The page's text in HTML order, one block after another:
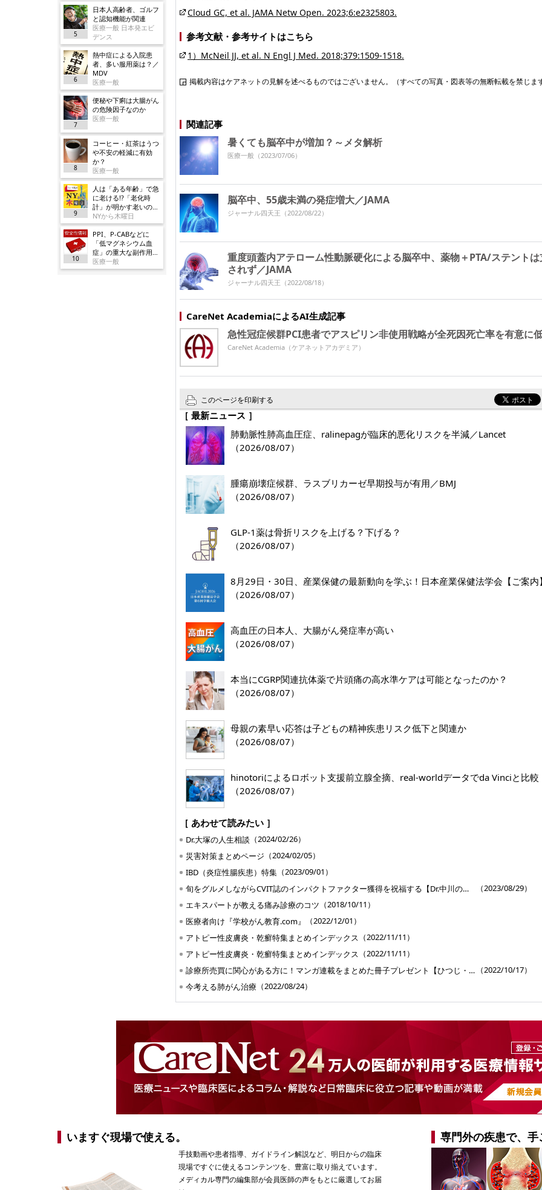
5
日本人高齢者、ゴルフ
と認知機能が関連
医療一般 日本発エビ
デンス
6
熱中症による入院患
者、多い服用薬は？／
MDV
医療一般
7
便秘や下痢は大腸がん
の危険因子なのか
医療一般
8
コーヒー・紅茶はうつ
や不安の軽減に有効
か？
医療一般
9
人は「ある年齢」で急
に老ける!?「老化時
計」が明かす老いの正
体
NYから木曜日
10
PPI、P-CABなどに
「低マグネシウム血
症」の重大な副作用追
加／厚労省
医療一般
Cloud GC, et al. JAMA Netw Open. 2023;6:e2325803.
参考文献・参考サイトはこちら
1）McNeil JJ, et al. N Engl J Med. 2018;379:1509-1518.
掲載内容はケアネットの見解を述べるものではございません。（すべての写真・図表等の無断転載を禁じま
関連記事
暑くても脳卒中が増加？～メタ解析
医療一般 （2023/07/06）
脳卒中、55歳未満の発症増大／JAMA
ジャーナル四天王 （2022/08/22）
重度頭蓋内アテローム性動脈硬化による脳卒中、薬物＋PTA/ステント
されず／JAMA
ジャーナル四天王 （2022/08/18）
CareNet AcademiaによるAI生成記事
急性冠症候群PCI患者でアスピリン非使用戦略が全死因死亡率を有意に
CareNet Academia（ケアネットアカデミア）
このページを印刷する
［ 最新ニュース ］
肺動脈性肺高血圧症、ralinepagが臨床的悪化リスクを半減／Lancet
（2026/08/07）
腫瘍崩壊症候群、ラスブリカーゼ早期投与が有用／BMJ
（2026/08/07）
GLP-1薬は骨折リスクを上げる？下げる？
（2026/08/07）
8月29日・30日、産業保健の最新動向を学ぶ！日本産業保健法学会【ご案内】
（2026/08/07）
高血圧の日本人、大腸がん発症率が高い
（2026/08/07）
本当にCGRP関連抗体薬で片頭痛の高水準ケアは可能となったのか？
（2026/08/07）
母親の素早い応答は子どもの精神疾患リスク低下と関連か
（2026/08/07）
hinotoriによるロボット支援前立腺全摘、real-worldデータでda Vinciと比較
（2026/08/07）
［ あわせて読みたい ］
Dr.大塚の人生相談 （2024/02/26）
災害対策まとめページ （2024/02/05）
IBD（炎症性腸疾患）特集 （2023/09/01）
旬をグルメしながらCVIT誌のインパクトファクター獲得を祝福する【Dr.中川の「論文・見聞・いい気分」】第63回
（2023/08/29）
エキスパートが教える痛み診療のコツ （2018/10/11）
医療者向け『学校がん教育.com』
（2022/12/01）
アトピー性皮膚炎・乾癬特集まとめインデックス （2022/11/11）
アトピー性皮膚炎・乾癬特集まとめインデックス （2022/11/11）
診療所売買に関心がある方に！マンガ連載をまとめた冊子プレゼント【ひつじ・ヤギ先生と学ぶ 医業承継キソの基礎 】第43回 （2022/10/17）
今考える肺がん治療 （2022/08/24）
いますぐ現場で使える。
手技動画や患者指導、ガイドライン解説など、明日からの臨床
現場ですぐに使えるコンテンツを、豊富に取り揃えています。
メディカル専門の編集部が会員医師の声をもとに厳選してお届
専門外の疾患で、手